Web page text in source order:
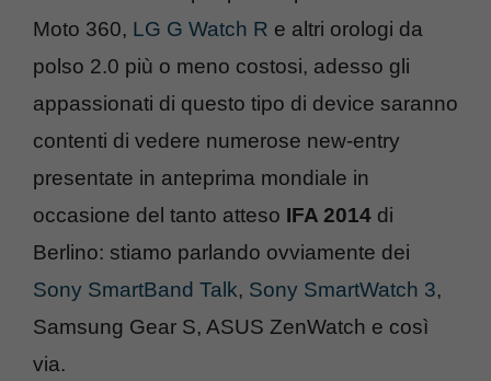
Moto 360, LG G Watch R e altri orologi da
polso 2.0 più o meno costosi, adesso gli
appassionati di questo tipo di device saranno
contenti di vedere numerose new-entry
presentate in anteprima mondiale in
occasione del tanto atteso IFA 2014 di
Berlino: stiamo parlando ovviamente dei
Sony SmartBand Talk, Sony SmartWatch 3,
Samsung Gear S, ASUS ZenWatch e così
via.